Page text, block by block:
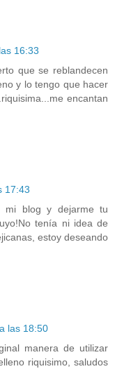
16:33
que se reblandecen
y lo tengo que hacer
encantan
17:43
mi blog y dejarme tu
tenía ni idea de
estoy deseando
las 18:50
manera de utilizar
riquisimo, saludos